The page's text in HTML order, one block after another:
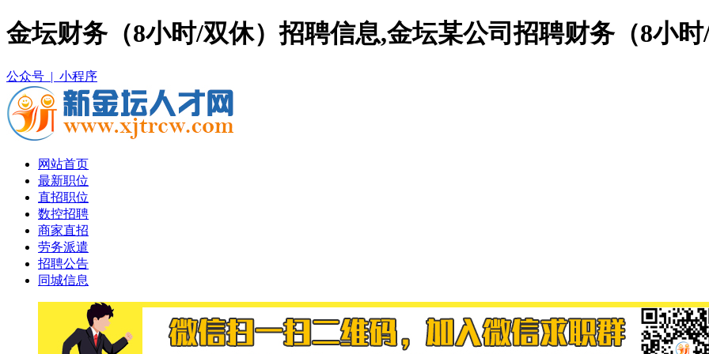
金坛财务（8小时/双休）招聘信息,金坛某公司招聘财务（8小
公众号 | 小程序
网站首页
最新职位
直招职位
数控招聘
商家直招
劳务派遣
招聘公告
同城信息